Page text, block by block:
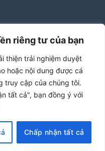
riêng tư của bạn
thiện trải nghiệm duyệt
hoặc nội dung được cá
truy cập của chúng tôi.
tất cả", bạn đồng ý với
Chấp nhận tất cả